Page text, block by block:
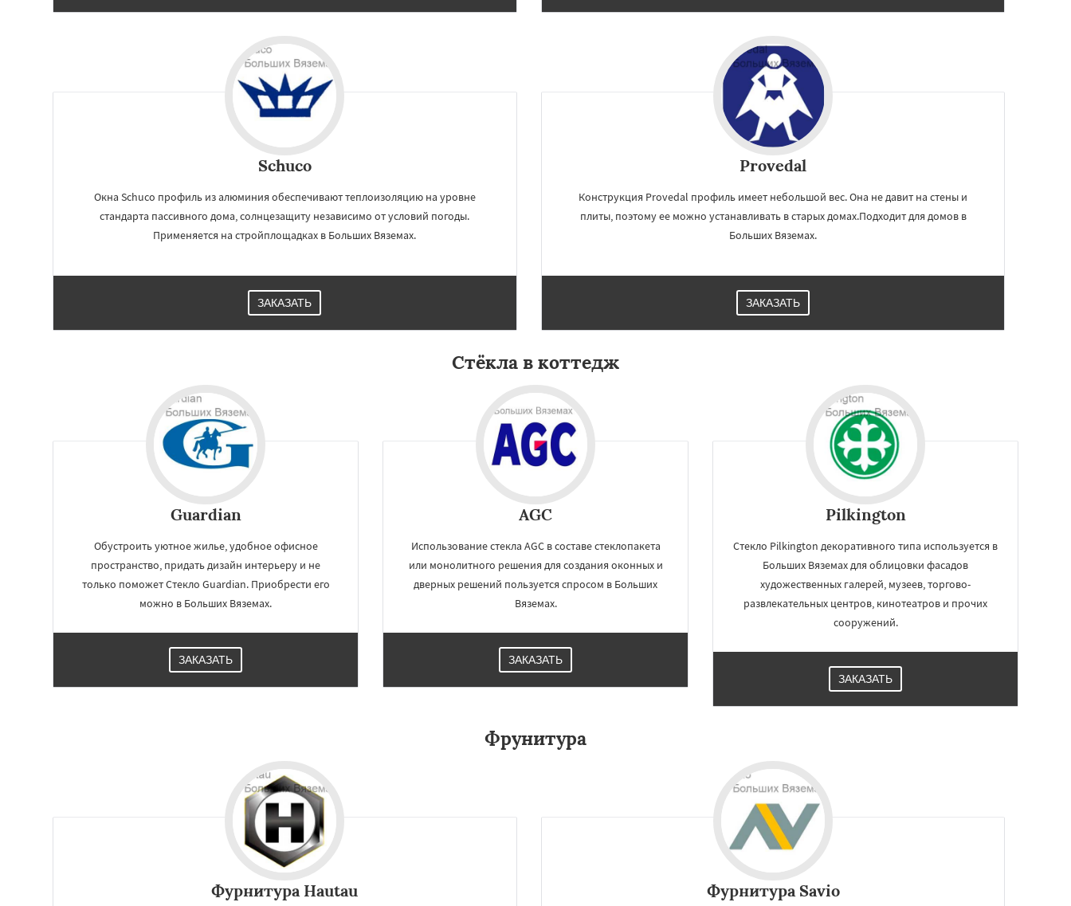
×
Измайлово
Северный
Томилино Тучково
Уваровка
Фосфоритный
Фряново
Хорлово Черкизово Черусти
Schuco
Окна Schuco профиль из алюминия обеспечивают теплоизоляцию на уровне
стандарта пассивного дома, солнцезащиту независимо от условий погоды.
Применяется на стройплощадках в Больших Вяземах.
ЗАКАЗАТЬ
Provedal
Конструкция Provedal профиль имеет небольшой вес. Она не давит на стены и
плиты, поэтому ее можно устанавливать в старых домах.Подходит для домов в
Больших Вяземах.
ЗАКАЗАТЬ
Стёкла в коттедж
Guardian
Обустроить уютное жилье, удобное офисное
пространство, придать дизайн интерьеру и не
только поможет Стекло Guardian. Приобрести его
можно в Больших Вяземах.
ЗАКАЗАТЬ
AGC
Использование стекла AGC в составе стеклопакета
или монолитного решения для создания оконных и
дверных решений пользуется спросом в Больших
Вяземах.
ЗАКАЗАТЬ
Pilkington
Стекло Pilkington декоративного типа используется в
Больших Вяземах для облицовки фасадов
художественных галерей, музеев, торгово-
развлекательных центров, кинотеатров и прочих
сооружений.
ЗАКАЗАТЬ
Фрунитура
Фурнитура Hautau Фурнитура Savio
×